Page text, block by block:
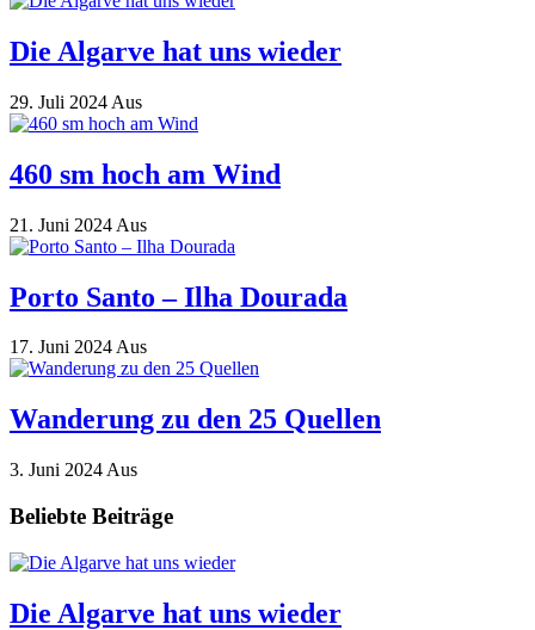
Die Algarve hat uns wieder
29. Juli 2024 Aus
460 sm hoch am Wind
21. Juni 2024 Aus
Porto Santo – Ilha Dourada
17. Juni 2024Aus
Wanderung zu den 25 Quellen
3. Juni 2024 Aus
Beliebte Beiträge
Die Algarve hat uns wieder